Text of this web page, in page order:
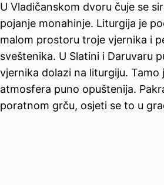
U Vladičanskom dvoru čuje se
pojanje monahinje. Liturgija je
malom prostoru troje vjernika i
sveštenika. U Slatini i Daruvaru
vjernika dolazi na liturgiju. Tamo
atmosfera puno opuštenija.
poratnom grču, osjeti se to u